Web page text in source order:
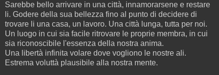
Sarebbe bello arrivare in una città, innamorarsene e restare
li. Godere della sua bellezza fino al punto di decidere di
trovare li una casa, un lavoro. Una città lunga, tutta per noi.
Un luogo in cui sia facile ritrovare le proprie membra, in cui
sia riconoscibile l'essenza della nostra anima.
Una libertà infinita volare dove vogliono le nostre ali.
Estrema voluttà plausibile alla nostra mente.